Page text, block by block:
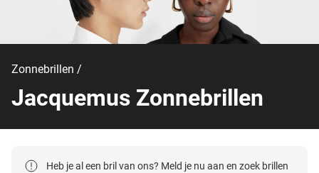
Zonnebrillen
Jacquemus Zonnebrillen
Heb je al een bril van ons? Meld je nu aan en zoek brillen